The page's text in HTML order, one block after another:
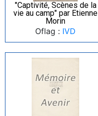
"Captivité, Scènes de la
vie au camp" par Etienne
Morin
Oflag : IVD